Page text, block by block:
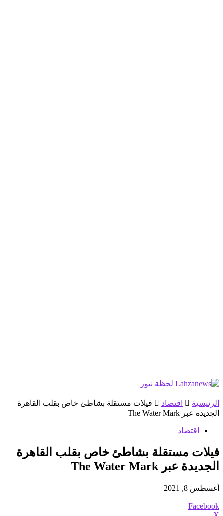
الرئيسية اقتصاد
فيلات مستقلة بشاطئ خاص بقلب القاهرة
الجديدة عبر The Water Mark
اقتصاد
فيلات مستقلة بشاطئ خاص بقلب القاهرة
الجديدة عبر The Water Mark
أغسطس 8, 2021
Facebook